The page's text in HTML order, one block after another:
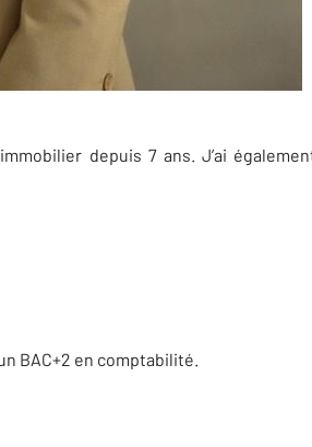
depuis 7 ans. J’ai
BAC+2 en comptabilité.